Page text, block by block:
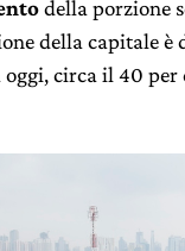
della porzione
della capitale
oggi, circa il 40